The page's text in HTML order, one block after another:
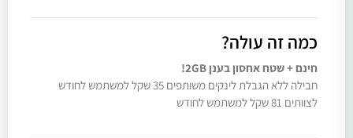
כמה זה עולה?
חינם + שטח אחסון בענן 2GB!
חבילה ללא הגבלת לינקים משותפים 35 שקל למשתמש לחודש
לצוותים 81 שקל למשתמש לחודש